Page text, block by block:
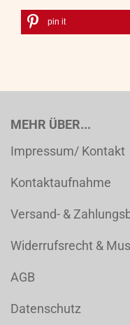
pin it
MEHR ÜBER...
Impressum/ Kontakt
Kontaktaufnahme
Versand- &
Widerrufsrecht &
AGB
Datenschutz